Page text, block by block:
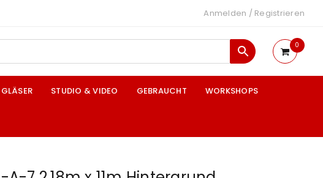
Anmelden / Registrieren
0
STUDIO & VIDEO GEBRAUCHT WORKSHOPS